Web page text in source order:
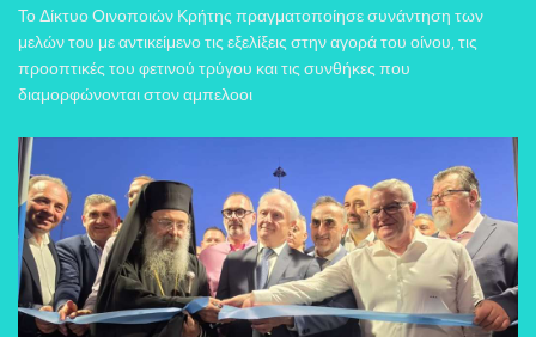
Το Δίκτυο Οινοποιών Κρήτης πραγματοποίησε συνάντηση των
μελών του με αντικείμενο τις εξελίξεις στην αγορά του οίνου, τις
προοπτικές του φετινού τρύγου και τις συνθήκες που
διαμορφώνονται στον αμπελοοι